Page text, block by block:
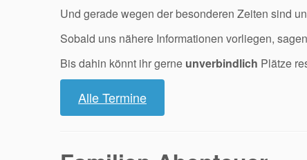
Und gerade wegen der besonderen Zeiten sind
Sobald uns nähere Informationen vorliegen,
Bis dahin könnt ihr gerne unverbindlich Plätze
Alle Termine